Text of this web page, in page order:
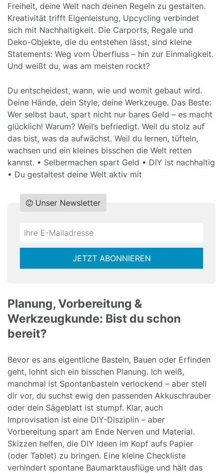
Freiheit, deine Welt nach deinen Regeln zu gestalten.
Kreativität trifft Eigenleistung, Upcycling verbindet
sich mit Nachhaltigkeit. Die Carports, Regale und
Deko-Objekte, die du entstehen lässt, sind kleine
Statements: Weg vom Überfluss – hin zur Einmaligkeit.
Und weißt du, was am meisten rockt?
Du entscheidest, wann, wie und womit gebaut wird.
Deine Hände, dein Style, deine Werkzeuge. Das Beste:
Wer selbst baut, spart nicht nur bares Geld – es macht
glücklich! Warum? Weil’s befriedigt. Weil du stolz auf
das bist, was da aufwächst. Weil du lernen, tüfteln,
wachsen und ein kleines bisschen die Welt retten
kannst. • Selbermachen spart Geld • DIY ist nachhaltig
• Du gestaltest deine Welt aktiv mit
Do
Unser Newsletter
*Ihre
JETZT ABONNIEREN
Planung, Vorbereitung &
Werkzeugkunde: Bist du schon
bereit?
Bevor es ans eigentliche Basteln, Bauen oder Erfinden
geht, lohnt sich ein bisschen Planung. Ich weiß,
manchmal ist Spontanbasteln verlockend – aber stell
dir vor, du suchst ewig den passenden Akkuschrauber
oder dein Sägeblatt ist stumpf. Klar, auch
Improvisation ist eine DIY-Disziplin – aber
Vorbereitung spart am Ende Nerven und Material.
Skizzen helfen, die DIY Ideen im Kopf aufs Papier
(oder Tablet) zu bringen. Eine kleine Checkliste
verhindert spontane Baumarktausflüge und hält das